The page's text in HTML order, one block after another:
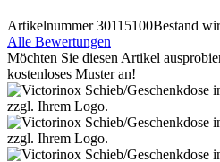
Artikelnummer 30115100Bestand
Alle Bewertungen
Möchten Sie diesen Artikel
kostenloses Muster an!